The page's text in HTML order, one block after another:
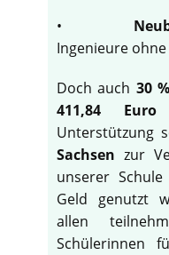
•
Ingenieure ohne
Doch auch 30 %
411,84 Euro
Unterstützung
Sachsen zur
unserer
Geld genutzt
allen
Schülerinnen